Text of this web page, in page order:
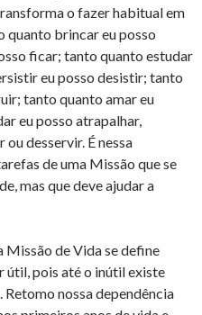
o fazer habitual em
quanto brincar eu posso
ficar; tanto quanto estudar
eu posso desistir; tanto
tanto quanto amar eu
eu posso atrapalhar,
desservir. É nessa
de uma Missão que se
mas que deve ajudar a
Missão de Vida se define
útil, pois até o inútil existe
nossa dependência